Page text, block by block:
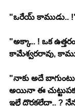
"ఒరేయ్ కాముడు..
"అక్కా.. ! ఒక
కామేశ్వరరావు,
"నాకు అదే
అయినా ఈ
ఇల్లే దొరకలేదా.. ?